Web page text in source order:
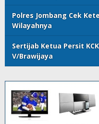
Polres Jombang Cek
Wilayahnya
Sertijab Ketua Persit
V/Brawijaya